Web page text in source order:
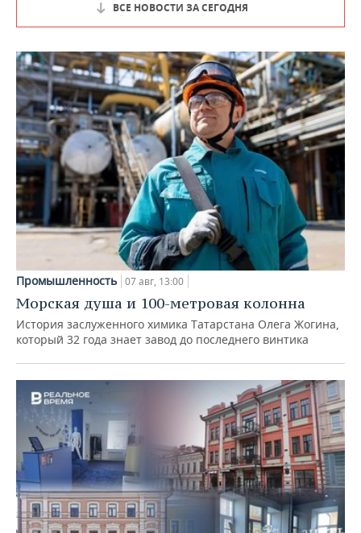
ВСЕ НОВОСТИ ЗА СЕГОДНЯ
Промышленность 07 авг, 13:00
Морская душа и 100-метровая колонна
История заслуженного химика Татарстана Олега Жогина,
который 32 года знает завод до последнего винтика